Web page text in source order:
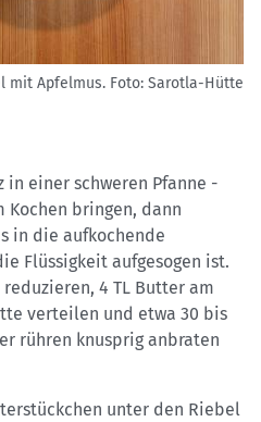
mit Apfelmus. Foto: Sarotla-Hütte
einer schweren Pfanne -
Kochen bringen, dann
in die aufkochende
Flüssigkeit aufgesogen ist.
4 TL Butter am
verteilen und etwa 30 bis
rühren knusprig anbraten
unter den Riebel